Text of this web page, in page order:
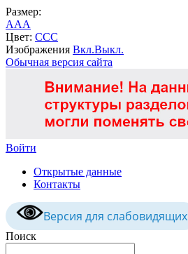
Размер:
AAA
Цвет: CCC
Изображения Вкл.Выкл.
Обычная версия сайта
Войти
Открытые данные
Контакты
Версия для слабовидящих
Поиск